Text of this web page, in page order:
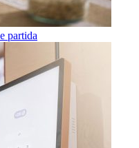
partida